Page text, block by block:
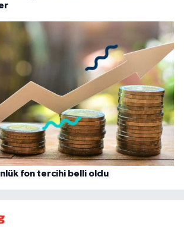
fon tercihi belli oldu